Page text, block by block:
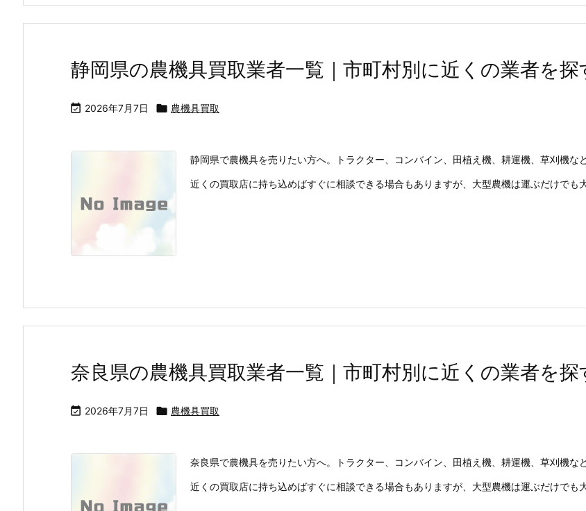
静岡県の農機具買取業者一覧｜市町村別に近くの業者を探
 2026年7月7日  農機具買取
静岡県で農機具を売りたい方へ。トラクター、コンバイン、田植え機、耕運機、草刈機な
近くの買取店に持ち込めばすぐに相談できる場合もありますが、大型農機は運ぶだけでも
奈良県の農機具買取業者一覧｜市町村別に近くの業者を探
 2026年7月7日  農機具買取
奈良県で農機具を売りたい方へ。トラクター、コンバイン、田植え機、耕運機、草刈機な
近くの買取店に持ち込めばすぐに相談できる場合もありますが、大型農機は運ぶだけでも